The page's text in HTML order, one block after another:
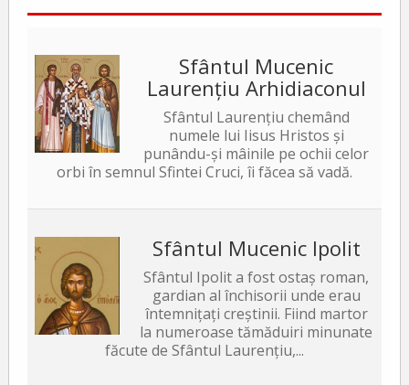
Sfântul Mucenic
Laurențiu Arhidiaconul
Sfântul Laurențiu chemând
numele lui Iisus Hristos și
punându-și mâinile pe ochii celor
orbi în semnul Sfintei Cruci, îi făcea să vadă.
Sfântul Mucenic Ipolit
Sfântul Ipolit a fost ostaș roman,
gardian al închisorii unde erau
întemnițați creștinii. Fiind martor
la numeroase tămăduiri minunate
făcute de Sfântul Laurențiu,...